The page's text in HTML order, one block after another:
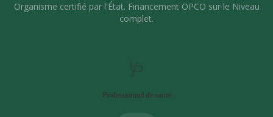
Organisme certifié par l'État. Financement OPCO sur le Niveau
complet.
🩺
Professionnel de santé